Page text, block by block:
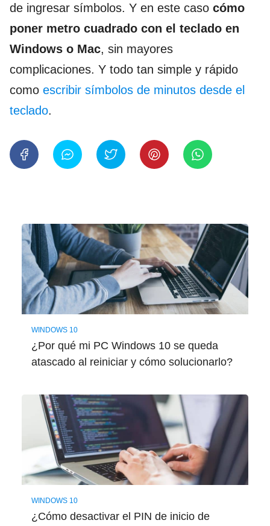
de ingresar símbolos. Y en este caso cómo
poner metro cuadrado con el teclado en
Windows o Mac, sin mayores
complicaciones. Y todo tan simple y rápido
como escribir símbolos de minutos desde el
teclado.
WINDOWS 10
¿Por qué mi PC Windows 10 se queda
atascado al reiniciar y cómo solucionarlo?
WINDOWS 10
¿Cómo desactivar el PIN de inicio de